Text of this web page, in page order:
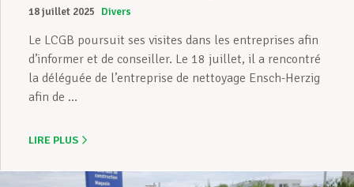
18 juillet 2025 Divers
Le LCGB poursuit ses visites dans les entreprises afin
d’informer et de conseiller. Le 18 juillet, il a rencontré
la déléguée de l’entreprise de nettoyage Ensch-Herzig
afin de ...
LIRE PLUS